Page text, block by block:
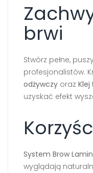
brwi
Stwórz pełne,
profesjonalistów.
odżywczy oraz Klej
uzyskać efekt
System Brow
wyglądają